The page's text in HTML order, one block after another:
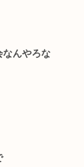
なんやろな